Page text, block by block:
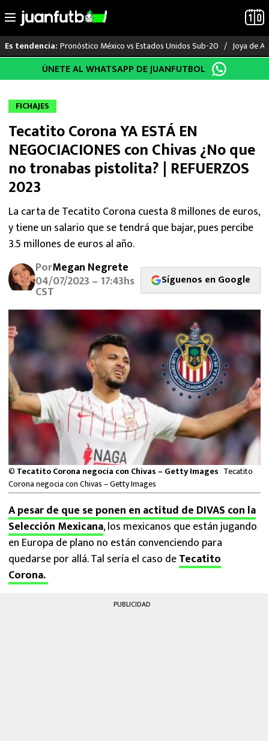
al
Es tendencia: Pronóstico México vs Estados Unidos Sub-20 Joya de
LO ÚLTIMO
LIGA MX
RAYADOS
PUMAS
ATLANTE
SELECCIÓN MEXICANA
FUTBOL INTERNACIONAL
MEXICANOS EN EL EXTRANJERO
FUTBOL ESTUFA
FÓRMULA 1
BOXEO
LIGA MX
NFL
ÚNETE AL WHATSAPP DE JUANFUTBOL
FICHAJES
Tecatito Corona YA ESTÁ EN
NEGOCIACIONES con Chivas ¿No que
no tronabas pistolita? | REFUERZOS
2023
La carta de Tecatito Corona cuesta 8 millones de euros,
y tiene un salario que se tendrá que bajar, pues percibe
3.5 millones de euros al año.
PorMegan Negrete
04/07/2023 – 17:43hs
CST
Síguenos en Google
© Tecatito Corona negocia con Chivas – Getty Images Tecatito
Corona negocia con Chivas – Getty Images
A pesar de que se ponen en actitud de DIVAS con la
Selección Mexicana, los mexicanos que están jugando
en Europa de plano no están convenciendo para
quedarse por allá. Tal sería el caso deTecatito
Corona.
PUBLICIDAD